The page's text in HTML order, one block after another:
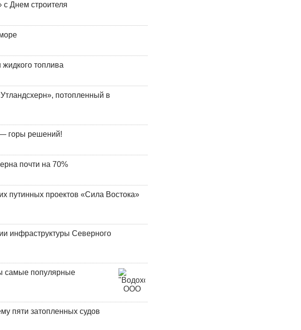
Днем строителя
топлива
потопленный в
горы решений!
почти на 70%
путинных проектов «Сила Востока»
инфраструктуры Северного
самые популярные
пяти затопленных судов